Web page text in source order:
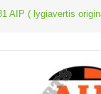
AIP ( lygiavertis